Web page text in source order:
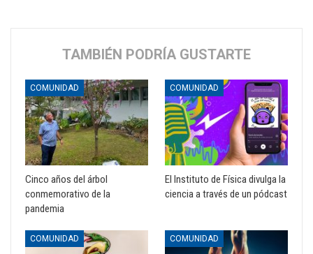
TAMBIÉN PODRÍA GUSTARTE
COMUNIDAD
Cinco años del árbol
conmemorativo de la
pandemia
COMUNIDAD
El Instituto de Física divulga la
ciencia a través de un pódcast
COMUNIDAD COMUNIDAD